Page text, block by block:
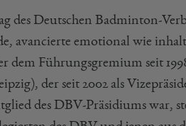
des Deutschen Badminton-
avancierte emotional wie
dem Führungsgremium seit
der seit 2002 als
des DBV-Präsidiums war,